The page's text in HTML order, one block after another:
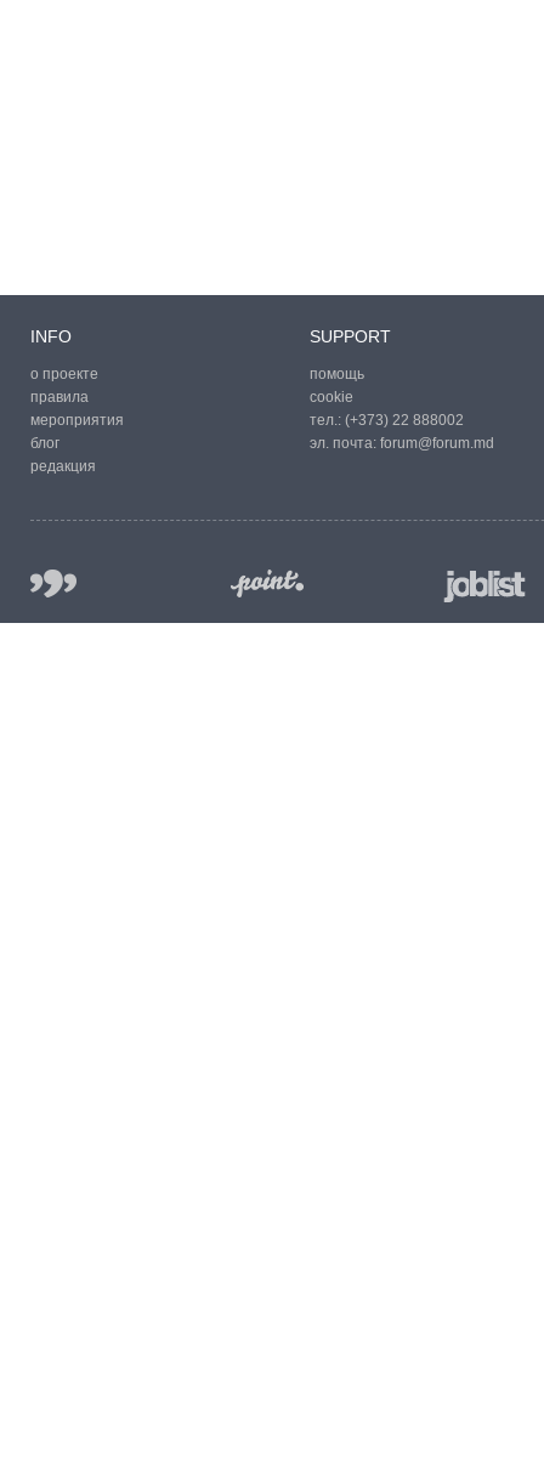
INFO
о проекте
правила
мероприятия
блог
редакция
SUPPORT
помощь
cookie
тел.: (+373) 22 888002
эл. почта: forum@forum.md